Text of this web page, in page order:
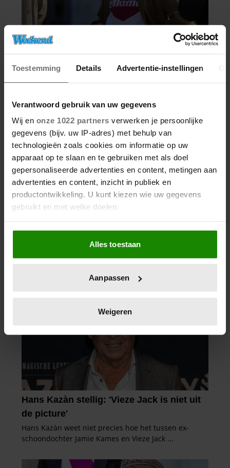
Toestemming Details Advertentie-instellingen
Verantwoord gebruik van uw gegevens
Wij en onze 1022 partners verwerken je persoonlijke
gegevens (bijv. uw IP-adres) met behulp van
technologieën zoals cookies om informatie op uw
apparaat op te slaan en te gebruiken met als doel
gepersonaliseerde advertenties en content, metingen aan
advertenties en content, inzicht in publiek en
productontwikkeling. U kunt kiezen wie uw gegevens
gebruikt en met welke doelen.
Als u het toestaat, willen we ook graag:
Informatie verzamelen over uw geografische
locatie, die tot een paar meter nauwkeurig kan zijn
scannen op specifieke eigenschappen (fingerprinting)
verwerkt en stel uw voorkeuren in het
intrekken in de Cookieverklaring.
We gebruiken cookies om content en advertenties te
personaliseren, om functies voor social media te bieden
en om ons websiteverkeer te analyseren. Ook delen we
informatie over uw gebruik van onze site met onze
partners voor social media, adverteren en analyse. Deze
partners kunnen deze gegevens combineren met andere
informatie die u aan ze heeft verstrekt of die ze hebben
verzameld op basis van uw gebruik van hun services. U
Alles toestaan
Aanpassen
Weigeren